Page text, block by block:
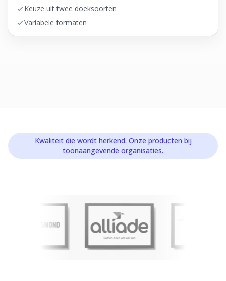
Keuze uit twee doeksoorten
Variabele formaten
Kwaliteit die wordt herkend. Onze producten bij
toonaangevende organisaties.